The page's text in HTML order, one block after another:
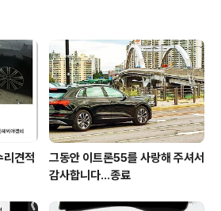
어봐야 정신을 차리겠지.
웃돈 주고 사이버트럭
meritocrat.tistory.co
럭 사 가세요".joonggo
견적
그동안 이트론55를 사랑해 주셔서
감사합니다...종료